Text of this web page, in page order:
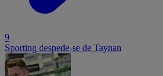
9
Sporting despede-se de Taynan